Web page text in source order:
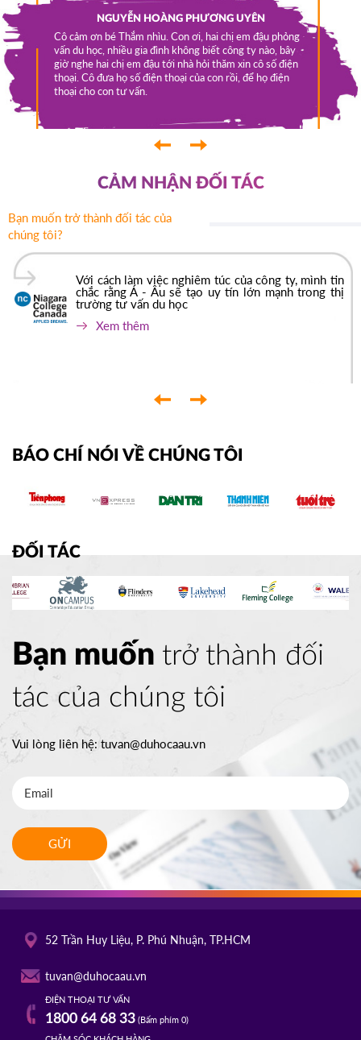
qua em
ở
được
là bắt
- Âu rất
NGUYỄN HOÀNG PHƯƠNG UYÊN
Cô cảm ơn bé Thắm nhìu. Con ơi, hai chị em đậu phỏng
vấn du học, nhiều gia đình không biết công ty nào, bây
giờ nghe hai chị em đậu tới nhà hỏi thăm xin cô số điện
thoại. Cô đưa họ số điện thoại của con rồi, để họ điện
thoại cho con tư vấn.
Tui
lớp 11.
việc
›
CẢM NHẬN ĐỐI TÁC
Bạn muốn trở thành đối tác của
chúng tôi?
Với cách làm việc nghiêm túc của công ty, mình tin
chắc rằng Á - Âu sẽ tạo uy tín lớn mạnh trong thị
trường tư vấn du học
Xem thêm
‹
›
BÁO CHÍ NÓI VỀ CHÚNG TÔI
ĐỐI TÁC
Bạn muốn trở thành đối
tác của chúng tôi
Vui lòng liên hệ: tuvan@duhocaau.vn
GỬI
52 Trần Huy Liệu, P. Phú Nhuận, TP.HCM
tuvan@duhocaau.vn
ĐIỆN THOẠI TƯ VẤN
1800 64 68 33(Bấm phím 0)